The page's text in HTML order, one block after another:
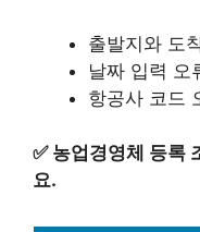
출발지와 도
날짜 입력 오
항공사 코드
✅ 농업경영체 등록
요.